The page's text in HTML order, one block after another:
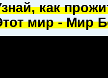
как
мир - Мир